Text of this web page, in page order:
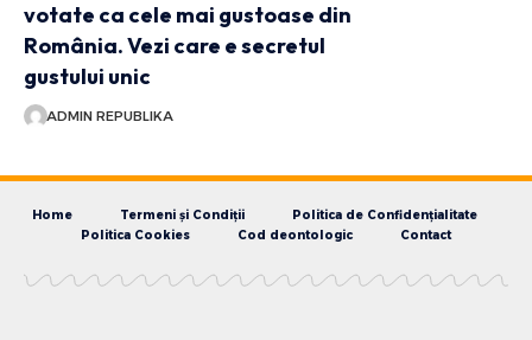
votate ca cele mai gustoase din
România. Vezi care e secretul
gustului unic
ADMIN REPUBLIKA
Home Termeni și Condiții
Politica de Confidențialitate
Politica Cookies
Cod deontologic Contact